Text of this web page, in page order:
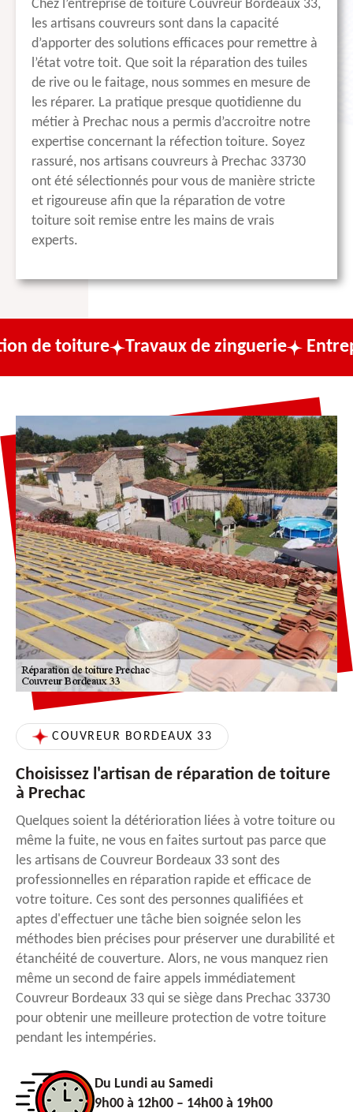
Chez l’entreprise de toiture Couvreur Bordeaux 33,
les artisans couvreurs sont dans la capacité
d’apporter des solutions efficaces pour remettre à
l’état votre toit. Que soit la réparation des tuiles
de rive ou le faitage, nous sommes en mesure de
les réparer. La pratique presque quotidienne du
métier à Prechac nous a permis d’accroitre notre
expertise concernant la réfection toiture. Soyez
rassuré, nos artisans couvreurs à Prechac 33730
ont été sélectionnés pour vous de manière stricte
et rigoureuse afin que la réparation de votre
toiture soit remise entre les mains de vrais
experts.
Travaux de zinguerie Entreprise de
COUVREUR BORDEAUX 33
Choisissez l'artisan de réparation de toiture
à Prechac
Quelques soient la détérioration liées à votre toiture ou
même la fuite, ne vous en faites surtout pas parce que
les artisans de Couvreur Bordeaux 33 sont des
professionnelles en réparation rapide et efficace de
votre toiture. Ces sont des personnes qualifiées et
aptes d'effectuer une tâche bien soignée selon les
méthodes bien précises pour préserver une durabilité et
étanchéité de couverture. Alors, ne vous manquez rien
même un second de faire appels immédiatement
Couvreur Bordeaux 33 qui se siège dans Prechac 33730
pour obtenir une meilleure protection de votre toiture
pendant les intempéries.
Du Lundi au Samedi
9h00 à 12h00 – 14h00 à 19h00